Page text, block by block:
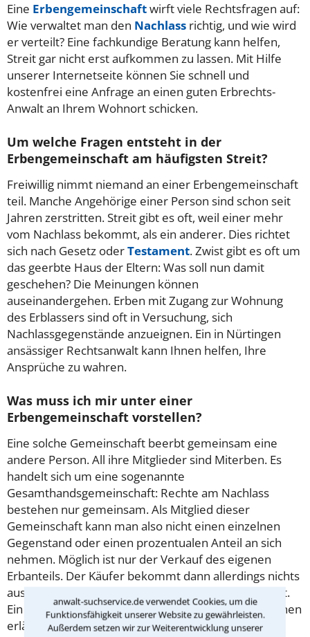
anwalt-suchservice.de verwendet Cookies, um die
Funktionsfähigkeit unserer Website zu gewährleisten.
Außerdem setzen wir zur Weiterentwicklung unserer
Eine Erbengemeinschaftwirft viele Rechtsfragen auf:
Wie verwaltet man den Nachlass richtig, und wie wird
er verteilt? Eine fachkundige Beratung kann helfen,
Streit gar nicht erst aufkommen zu lassen. Mit Hilfe
unserer Internetseite können Sie schnell und
kostenfrei eine Anfrage an einen guten Erbrechts-
Anwalt an Ihrem Wohnort schicken.
Um welche Fragen entsteht in der
Erbengemeinschaft am häufigsten Streit?
Freiwillig nimmt niemand an einer Erbengemeinschaft
teil. Manche Angehörige einer Person sind schon seit
Jahren zerstritten. Streit gibt es oft, weil einer mehr
vom Nachlass bekommt, als ein anderer. Dies richtet
sich nach Gesetz oderTestament. Zwist gibt es oft um
das geerbte Haus der Eltern: Was soll nun damit
geschehen? Die Meinungen können
auseinandergehen. Erben mit Zugang zur Wohnung
des Erblassers sind oft in Versuchung, sich
Nachlassgegenstände anzueignen. Ein in Nürtingen
ansässiger Rechtsanwalt kann Ihnen helfen, Ihre
Ansprüche zu wahren.
Was muss ich mir unter einer
Erbengemeinschaft vorstellen?
Eine solche Gemeinschaft beerbt gemeinsam eine
andere Person. All ihre Mitglieder sind Miterben. Es
handelt sich um eine sogenannte
Gesamthandsgemeinschaft: Rechte am Nachlass
bestehen nur gemeinsam. Als Mitglied dieser
Gemeinschaft kann man also nicht einen einzelnen
Gegenstand oder einen prozentualen Anteil an sich
nehmen. Möglich ist nur der Verkauf des eigenen
Erbanteils. Der Käufer bekommt dann allerdings nichts
ausbezahlt, sondern wird Mitglied der Gemeinschaft.
Ein erfahrener Rechtsanwalt aus Nürtingen kann Ihnen
erläutern, worauf es bei der Erbengemeinschaft